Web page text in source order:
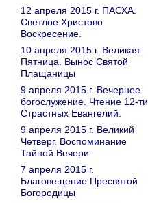
12 апреля 2015 г. ПАСХА.
Светлое Христово
Воскресение.
10 апреля 2015 г. Великая
Пятница. Вынос Святой
Плащаницы
9 апреля 2015 г. Вечернее
богослужение. Чтение 12-ти
Страстных Евангелий.
9 апреля 2015 г. Великий
Четверг. Воспоминание
Тайной Вечери
7 апреля 2015 г.
Благовещение Пресвятой
Богородицы